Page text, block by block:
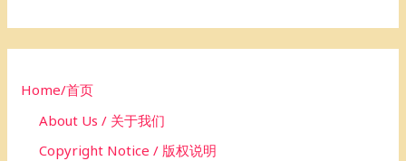
rHome/首页
About Us / 关于我们
Copyright Notice / 版权说明